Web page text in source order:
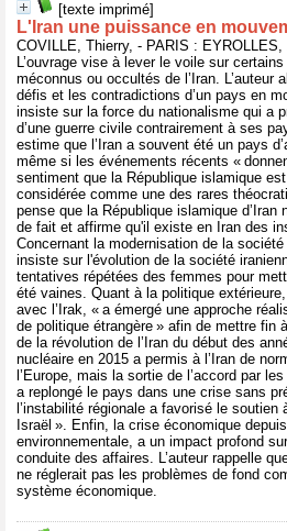
[texte imprimé]
L'Iran une puissance en
COVILLE, Thierry, - PARIS : EYROLLES,
L’ouvrage vise à lever le voile sur
méconnus ou occultés de l’Iran. L’auteur
défis et les contradictions d’un pays en
insiste sur la force du nationalisme qui a
d’une guerre civile contrairement à ses
estime que l’Iran a souvent été un pays
même si les événements récents «
sentiment que la République islamique
considérée comme une des rares
pense que la République islamique
de fait et affirme qu'il existe en Iran des
Concernant la modernisation de la
insiste sur l'évolution de la société
tentatives répétées des femmes pour
été vaines. Quant à la politique
avec l’Irak, « a émergé une approche
de politique étrangère » afin de mettre fin
de la révolution de l’Iran du début des
nucléaire en 2015 a permis à l’Iran de
l’Europe, mais la sortie de l’accord par
a replongé le pays dans une crise sans
l’instabilité régionale a favorisé le soutien
Israël ». Enfin, la crise économique
environnementale, a un impact profond
conduite des affaires. L’auteur rappelle
ne réglerait pas les problèmes de fond
système économique.